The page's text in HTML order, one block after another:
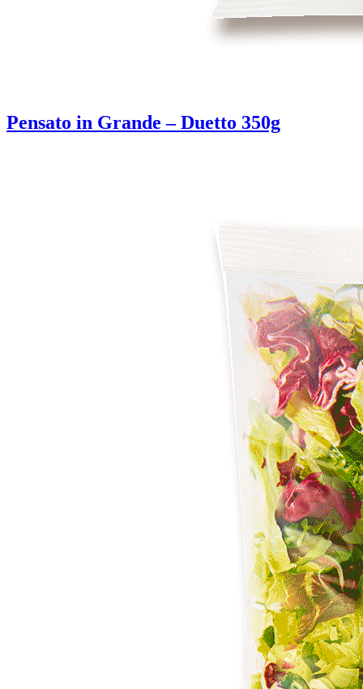
Pensato in Grande – Duetto 350g